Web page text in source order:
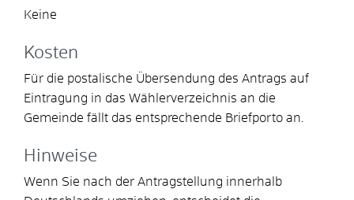
Keine
Kosten
Für die postalische Übersendung des Antrags auf
Eintragung in das Wählerverzeichnis an die
Gemeinde fällt das entsprechende Briefporto an.
Hinweise
Wenn Sie nach der Antragstellung innerhalb